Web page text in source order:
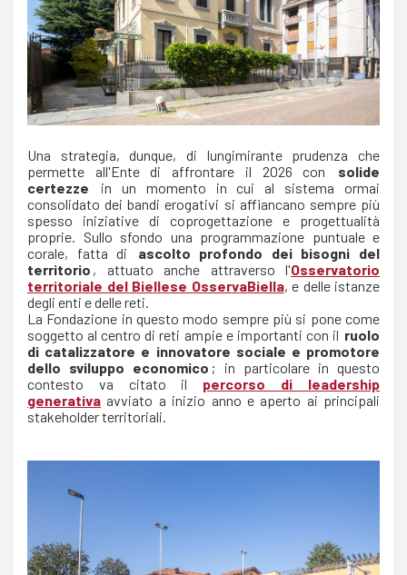
Una strategia, dunque, di lungimirante prudenza che
permette all'Ente di affrontare il 2026 con
solide
certezze
in un momento in cui al sistema ormai
consolidato dei bandi erogativi si affiancano sempre più
spesso iniziative di coprogettazione e progettualità
proprie. Sullo sfondo una programmazione puntuale e
corale, fatta di
ascolto profondo dei bisogni del
territorio , attuato anche attraverso l'Osservatorio
territoriale del Biellese OsservaBiella, e delle istanze
degli enti e delle reti.
La Fondazione in questo modo sempre più si pone come
soggetto al centro di reti ampie e importanti con il ruolo
di catalizzatore e innovatore sociale e promotore
dello sviluppo economico ; in particolare in questo
contesto va citato il percorso di leadership
generativa avviato a inizio anno e aperto ai principali
stakeholder territoriali.